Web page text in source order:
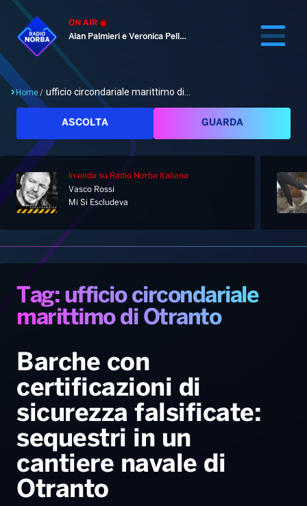
ON AIR
Alan Palmieri e Veronica Pellegrino
Home
Palinsesto
Hit Dance
Giochi&Concorsi
Notizie
Locali
Sport
Radio Norba Consiglia
Leggerissime
Playlist
Novità
Interviste
Oroscopo
Speciale Astrabilia 2026
Gallery
Voce al Bari
Battiti Live 2026
Gallery
Home/ ufficio circondariale marittimo di...
ASCOLTA GUARDA
In onda su Radio Norba Italiana
Vasco Rossi
Mi Si Escludeva
Tag: ufficio circondariale
marittimo di Otranto
Barche con
certificazioni di
sicurezza falsificate:
sequestri in un
cantiere navale di
Otranto